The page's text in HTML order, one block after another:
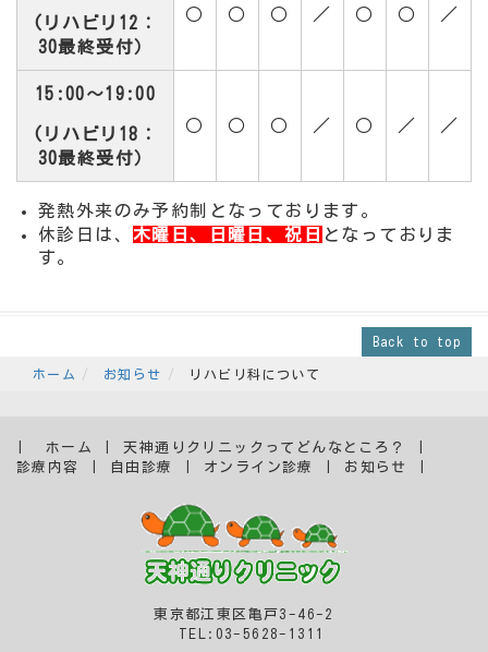
(リハビリ12：
30最終受付）
○ ○ ○ ／ ○ ○ ／
15:00～19:00
(リハビリ18：
30最終受付）
○ ○ ○ ／ ○ ／ ／
発熱外来のみ予約制となっております。
休診日は、 木曜日、日曜日、祝日 となっておりま
す。
Back to top
ホーム お知らせ リハビリ科について
ホーム
天神通りクリニックってどんなところ？
診療内容
自由診療 オンライン診療 お知らせ
東京都江東区亀戸3-46-2
TEL:03-5628-1311